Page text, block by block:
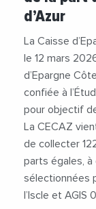
d’Azur
La Caisse
le 12 mars
d’Epargne
confiée à
pour objectif
La CECAZ
de collecter
parts égales, à
sélectionnées
l’Iscle et AGIS